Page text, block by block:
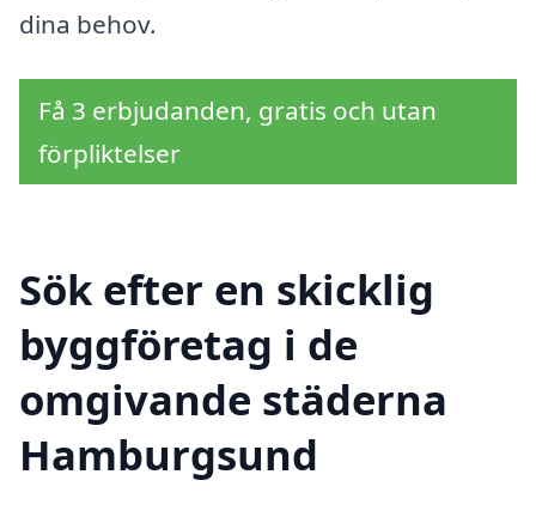
dina behov.
Få 3 erbjudanden, gratis och utan
förpliktelser
Sök efter en skicklig
byggföretag i de
omgivande städerna
Hamburgsund